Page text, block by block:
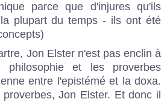
parce que d'injures qu'ils
plupart du temps - ils ont été
Jon Elster n'est pas enclin à
philosophie et les proverbes
entre l'epistémé et la doxa.
Jon Elster. Et donc il